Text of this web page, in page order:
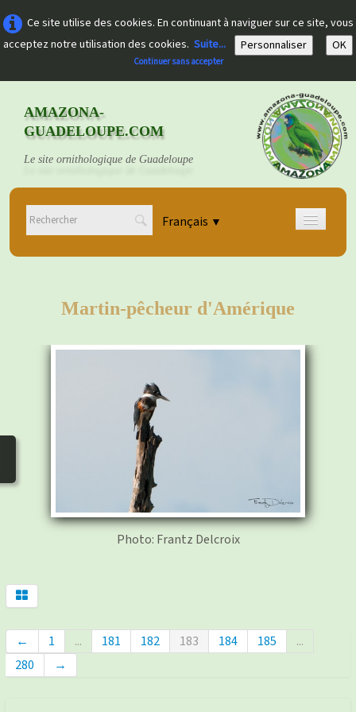
Ce site utilise des cookies. En continuant à naviguer sur ce site, vous
acceptez notre utilisation des cookies. Suite... Personnaliser OK
Continuer sans accepter
AMAZONA-
GUADELOUPE.COM
Le site ornithologique de Guadeloupe
Français ▼
Accueil
Adhérer/faire un don
Martin-pêcheur d'Amérique
Photo: Frantz Delcroix
← 1 ... 181 182 183 184 185
...
280
→